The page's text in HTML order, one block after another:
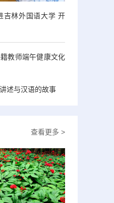
吉林外国语大学 开
教师端午健康文化
述与汉语的故事
查看更多 >